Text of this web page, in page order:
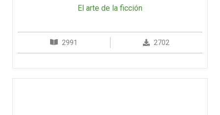
El arte de la ficción
2991 2702